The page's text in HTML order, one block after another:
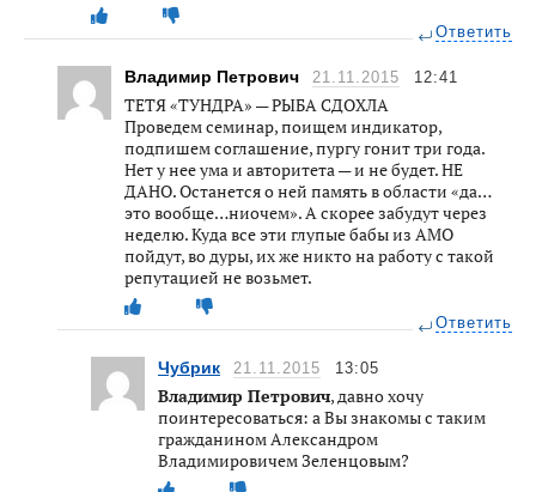
Ответить
Владимир Петрович 21.11.2015 12:41
ТЕТЯ «ТУНДРА» — РЫБА СДОХЛА
Проведем семинар, поищем индикатор,
подпишем соглашение, пургу гонит три года.
Нет у нее ума и авторитета — и не будет. НЕ
ДАНО. Останется о ней память в области «да…
это вообще…ниочем». А скорее забудут через
неделю. Куда все эти глупые бабы из АМО
пойдут, во дуры, их же никто на работу с такой
репутацией не возьмет.
Ответить
Чубрик 21.11.2015 13:05
Владимир Петрович, давно хочу
поинтересоваться: а Вы знакомы с таким
гражданином Александром
Владимировичем Зеленцовым?